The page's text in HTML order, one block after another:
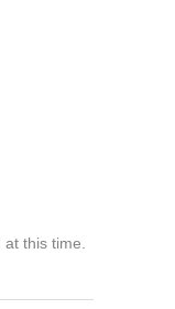
at this time.